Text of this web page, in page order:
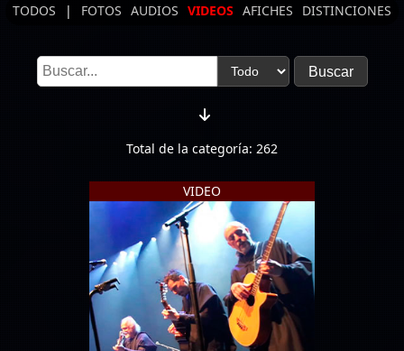
TODOS | FOTOS AUDIOS VIDEOS AFICHES DISTINCIONES
Total de la categoría: 262
VIDEO